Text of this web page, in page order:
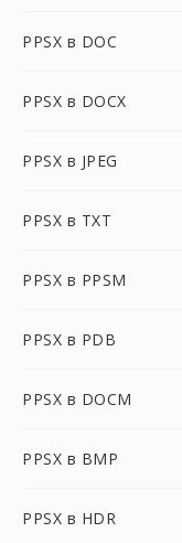
PPSX в DOC
PPSX в DOCX
PPSX в JPEG
PPSX в TXT
PPSX в PPSM
PPSX в PDB
PPSX в DOCM
PPSX в BMP
PPSX в HDR